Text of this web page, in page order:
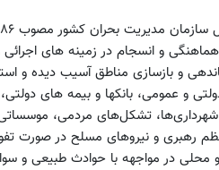
هماهنگی و انسجام در زمینه های
و بازسازی مناطق آسیب دیده و
و عمومی، بانکها و بیمه های
تشکل‌های مردمی،
رهبری و نیروهای مسلح در صورت
و محلی در مواجهه با حوادث طبیعی و